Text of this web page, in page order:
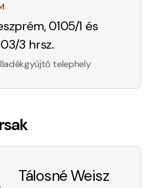
0105/1 és
3 hrsz.
telephely
Tálosné Weisz